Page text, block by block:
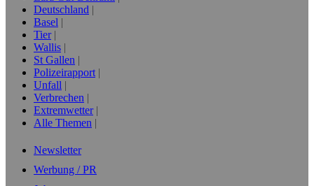
Deutschland
Basel
Tier
Wallis
St Gallen
Polizeirapport
Unfall
Verbrechen
Extremwetter
Alle Themen
Newsletter
Werbung / PR